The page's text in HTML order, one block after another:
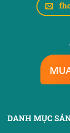
DANH MỤC